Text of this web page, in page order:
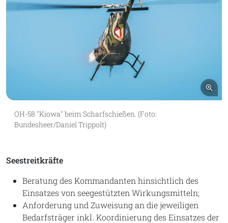
OH-58 "Kiowa" beim Scharfschießen. (Foto:
Bundesheer/Daniel Trippolt)
Seestreitkräfte
Beratung des Kommandanten hinsichtlich des
Einsatzes von seegestützten Wirkungsmitteln;
Anforderung und Zuweisung an die jeweiligen
Bedarfsträger inkl. Koordinierung des Einsatzes der